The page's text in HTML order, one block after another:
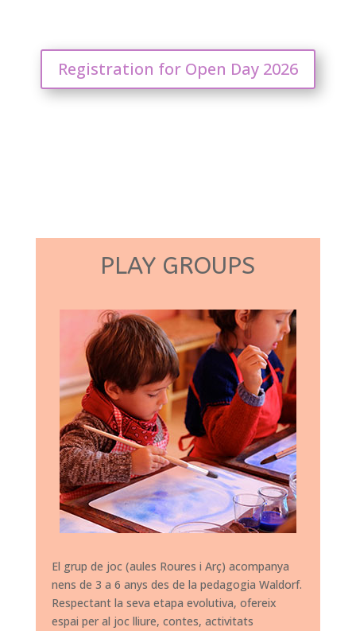
Registration for Open Day 2026
PLAY GROUPS
El grup de joc (aules Roures i Arç) acompanya
nens de 3 a 6 anys des de la pedagogia Waldorf.
Respectant la seva etapa evolutiva, ofereix
espai per al joc lliure, contes, activitats